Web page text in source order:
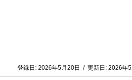
登録日: 2026年5月20日 / 更新日: 2026年5